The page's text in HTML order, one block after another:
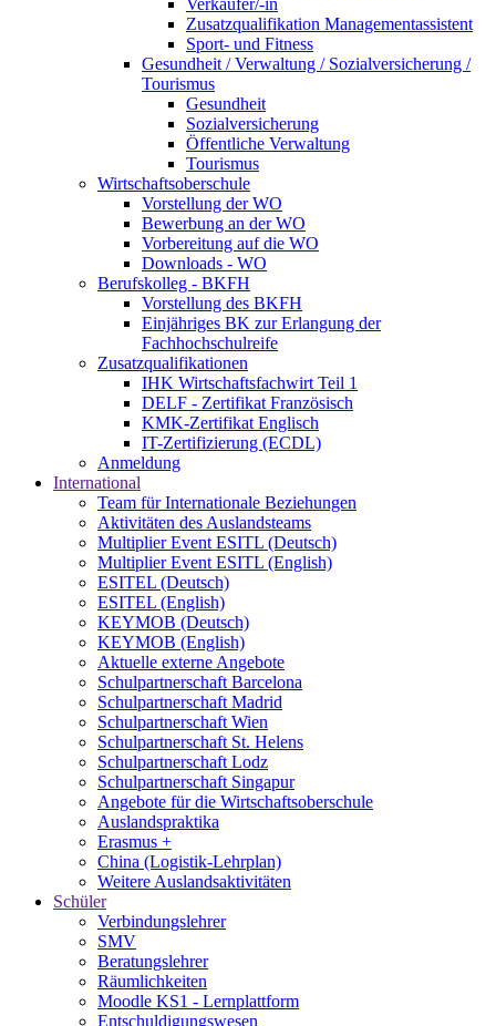
Verkäufer/-in
Zusatzqualifikation Managementassistent
Sport- und Fitness
Gesundheit / Verwaltung / Sozialversicherung /
Tourismus
Gesundheit
Sozialversicherung
Öffentliche Verwaltung
Tourismus
Wirtschaftsoberschule
Vorstellung der WO
Bewerbung an der WO
Vorbereitung auf die WO
Downloads - WO
Berufskolleg - BKFH
Vorstellung des BKFH
Einjähriges BK zur Erlangung der
Fachhochschulreife
Zusatzqualifikationen
IHK Wirtschaftsfachwirt Teil 1
DELF - Zertifikat Französisch
KMK-Zertifikat Englisch
IT-Zertifizierung (ECDL)
Anmeldung
International
Team für Internationale Beziehungen
Aktivitäten des Auslandsteams
Multiplier Event ESITL (Deutsch)
Multiplier Event ESITL (English)
ESITEL (Deutsch)
ESITEL (English)
KEYMOB (Deutsch)
KEYMOB (English)
Aktuelle externe Angebote
Schulpartnerschaft Barcelona
Schulpartnerschaft Madrid
Schulpartnerschaft Wien
Schulpartnerschaft St. Helens
Schulpartnerschaft Lodz
Schulpartnerschaft Singapur
Angebote für die Wirtschaftsoberschule
Auslandspraktika
Erasmus +
China (Logistik-Lehrplan)
Weitere Auslandsaktivitäten
Schüler
Verbindungslehrer
SMV
Beratungslehrer
Räumlichkeiten
Moodle KS1 - Lernplattform
Entschuldigungswesen